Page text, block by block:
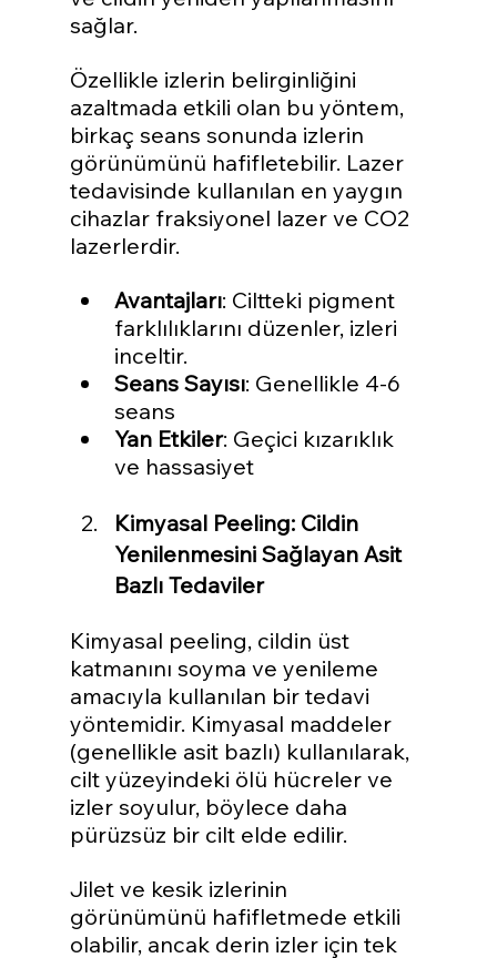
sağlar.
Özellikle izlerin belirginliğini
azaltmada etkili olan bu yöntem,
birkaç seans sonunda izlerin
görünümünü hafifletebilir. Lazer
tedavisinde kullanılan en yaygın
cihazlar fraksiyonel lazer ve CO2
lazerlerdir.
Avantajları: Ciltteki pigment
farklılıklarını düzenler, izleri
inceltir.
Seans Sayısı: Genellikle 4-6
seans
Yan Etkiler: Geçici kızarıklık
ve hassasiyet
Kimyasal Peeling: Cildin
Yenilenmesini Sağlayan Asit
Bazlı Tedaviler
Kimyasal peeling, cildin üst
katmanını soyma ve yenileme
amacıyla kullanılan bir tedavi
yöntemidir. Kimyasal maddeler
(genellikle asit bazlı) kullanılarak,
cilt yüzeyindeki ölü hücreler ve
izler soyulur, böylece daha
pürüzsüz bir cilt elde edilir.
Jilet ve kesik izlerinin
görünümünü hafifletmede etkili
olabilir, ancak derin izler için tek